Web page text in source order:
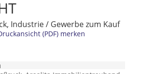
Industrie / Gewerbe zum Kauf
(PDF) merken